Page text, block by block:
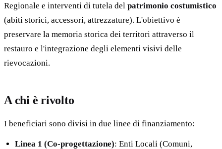
Regionale e interventi di tutela del patrimonio costumistico
(abiti storici, accessori, attrezzature). L'obiettivo è
preservare la memoria storica dei territori attraverso il
restauro e l'integrazione degli elementi visivi delle
rievocazioni.
A chi è rivolto
I beneficiari sono divisi in due linee di finanziamento:
Linea 1 (Co-progettazione): Enti Locali (Comuni,